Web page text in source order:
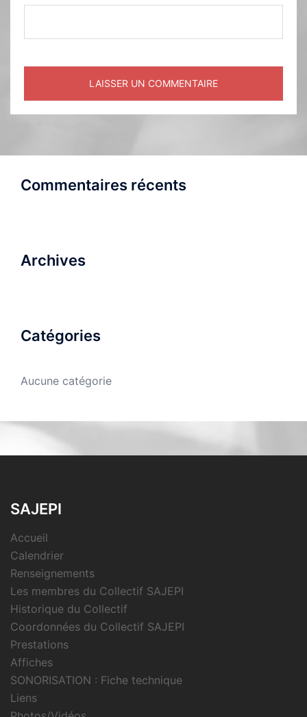
Commentaires récents
Archives
Catégories
Aucune catégorie
SAJEPI
Accueil
Calendrier
Renseignements
Les membres du Collectif SAJEPI
Historique du Collectif
Coordonnées du Collectif SAJEPI
Prestations
Affiches
SONORISATION : Fiche technique
Liens